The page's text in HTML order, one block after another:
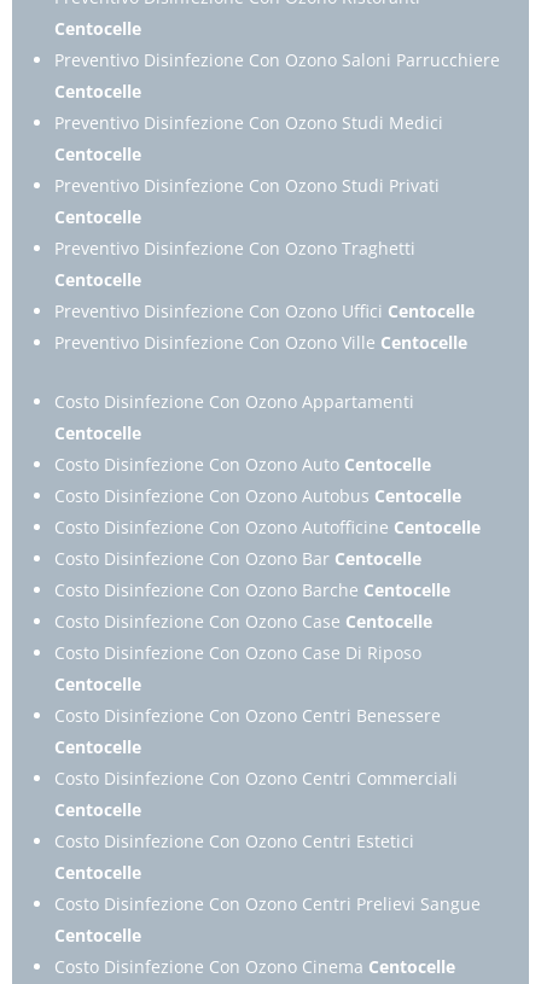
Centocelle
Preventivo Disinfezione Con Ozono Saloni Parrucchiere
Centocelle
Preventivo Disinfezione Con Ozono Studi Medici
Centocelle
Preventivo Disinfezione Con Ozono Studi Privati
Centocelle
Preventivo Disinfezione Con Ozono Traghetti
Centocelle
Preventivo Disinfezione Con Ozono Uffici Centocelle
Preventivo Disinfezione Con Ozono Ville Centocelle
Costo Disinfezione Con Ozono Appartamenti
Centocelle
Costo Disinfezione Con Ozono Auto Centocelle
Costo Disinfezione Con Ozono Autobus Centocelle
Costo Disinfezione Con Ozono Autofficine Centocelle
Costo Disinfezione Con Ozono Bar Centocelle
Costo Disinfezione Con Ozono Barche Centocelle
Costo Disinfezione Con Ozono Case Centocelle
Costo Disinfezione Con Ozono Case Di Riposo
Centocelle
Costo Disinfezione Con Ozono Centri Benessere
Centocelle
Costo Disinfezione Con Ozono Centri Commerciali
Centocelle
Costo Disinfezione Con Ozono Centri Estetici
Centocelle
Costo Disinfezione Con Ozono Centri Prelievi Sangue
Centocelle
Costo Disinfezione Con Ozono Cinema Centocelle